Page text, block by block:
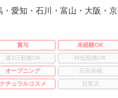
愛知・石川・富山・大阪・京
賞与
未経験OK
週3日勤務OK
時短勤務OK
オープニング
店長候補
ナチュラルコスメ 百貨店